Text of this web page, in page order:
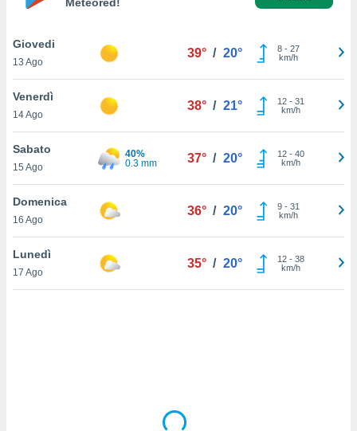
nella
cookie
il tuo
in
a piè
del
Giovedi
13 Ago
39° / 20° 8- 27
km/h
Venerdì
14 Ago
38° / 21° 12- 31
km/h
Sabato
15 Ago
40%
0.3 mm
37° / 20° 12- 40
km/h
Domenica
16 Ago
36° / 20° 9- 31
km/h
Lunedì
17 Ago
35° / 20° 12- 38
km/h